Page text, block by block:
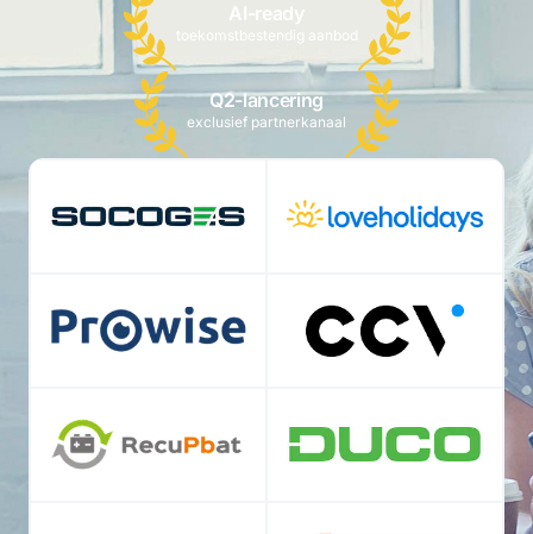
AI-ready
toekomstbestendig aanbod
Q2-lancering
exclusief partnerkanaal